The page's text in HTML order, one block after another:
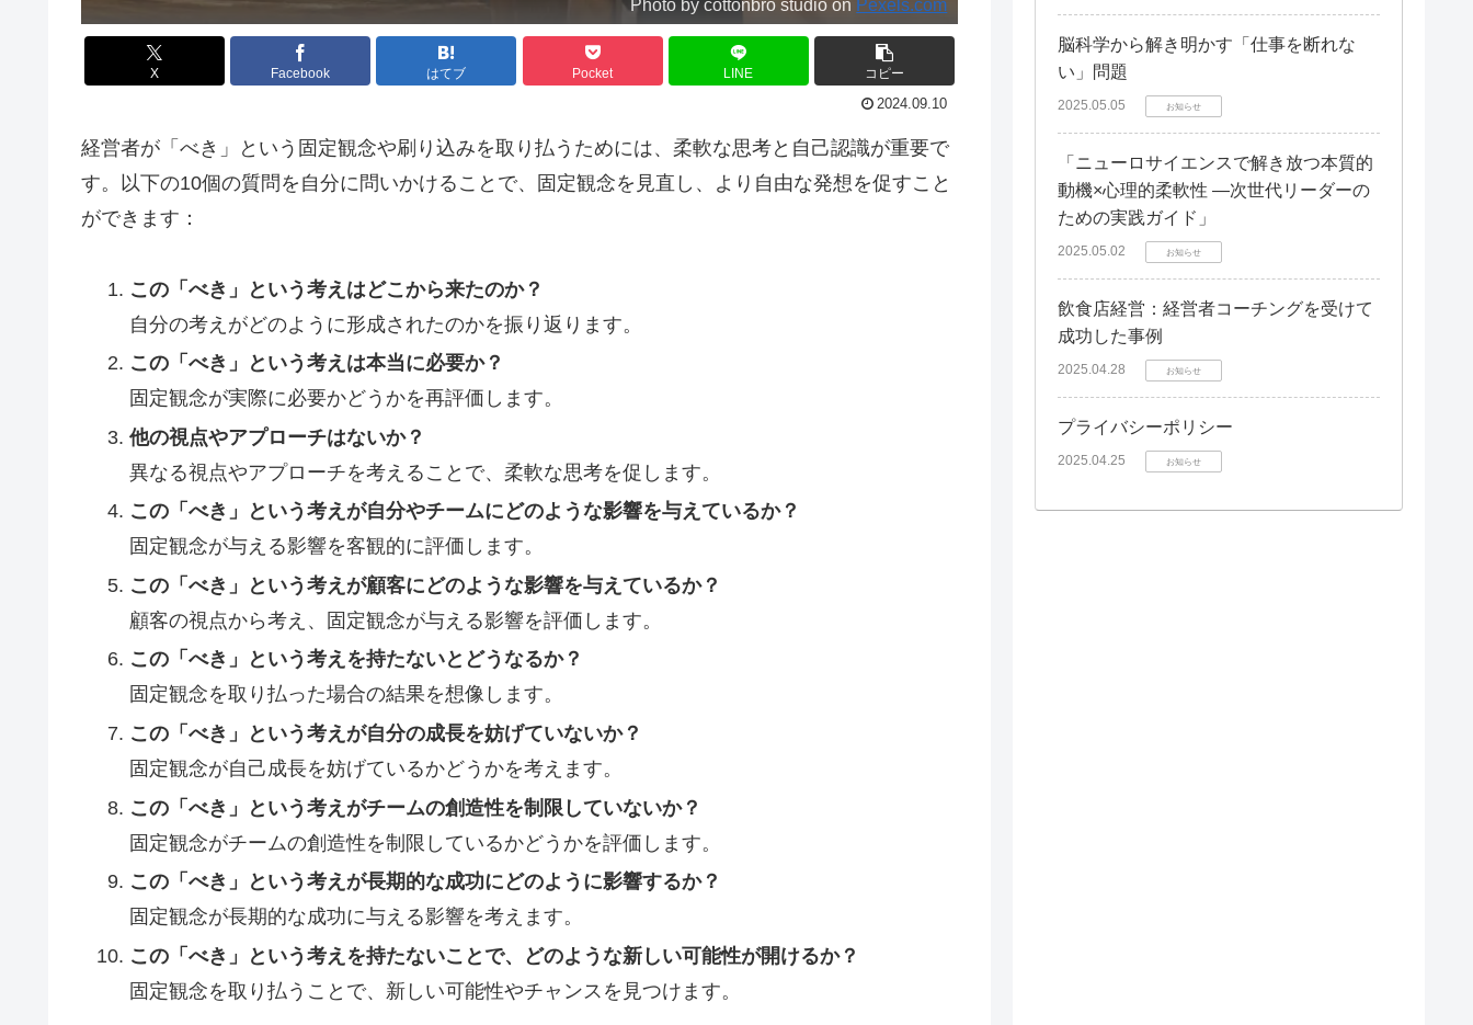
Photo by cottonbro studio on Pexels.com
X Facebook はてブ Pocket LINE コピー
2024.09.10
経営者が「べき」という固定観念や刷り込みを取り払うためには、柔軟な思考と自己認識が重要で
す。以下の10個の質問を自分に問いかけることで、固定観念を見直し、より自由な発想を促すこと
ができます：
この「べき」という考えはどこから来たのか？
自分の考えがどのように形成されたのかを振り返ります。
この「べき」という考えは本当に必要か？
固定観念が実際に必要かどうかを再評価します。
他の視点やアプローチはないか？
異なる視点やアプローチを考えることで、柔軟な思考を促します。
この「べき」という考えが自分やチームにどのような影響を与えているか？
固定観念が与える影響を客観的に評価します。
この「べき」という考えが顧客にどのような影響を与えているか？
顧客の視点から考え、固定観念が与える影響を評価します。
この「べき」という考えを持たないとどうなるか？
固定観念を取り払った場合の結果を想像します。
この「べき」という考えが自分の成長を妨げていないか？
固定観念が自己成長を妨げているかどうかを考えます。
この「べき」という考えがチームの創造性を制限していないか？
固定観念がチームの創造性を制限しているかどうかを評価します。
この「べき」という考えが長期的な成功にどのように影響するか？
固定観念が長期的な成功に与える影響を考えます。
この「べき」という考えを持たないことで、どのような新しい可能性が開けるか？
固定観念を取り払うことで、新しい可能性やチャンスを見つけます。
脳科学から解き明かす「仕事を断れな
い」問題
2025.05.05 お知らせ
「ニューロサイエンスで解き放つ本質的
動機×心理的柔軟性 —次世代リーダーの
ための実践ガイド」
2025.05.02 お知らせ
飲食店経営：経営者コーチングを受けて
成功した事例
2025.04.28 お知らせ
プライバシーポリシー
2025.04.25 お知らせ